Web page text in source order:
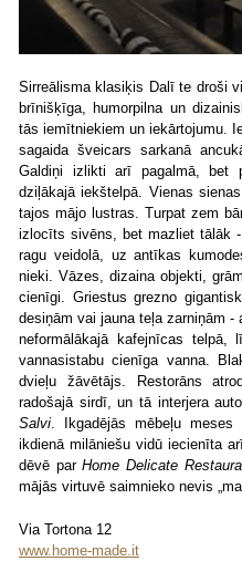
Sirreālisma klasiķis Dalī te droši
brīnišķīga, humorpilna un
tās iemītniekiem un iekārtojumu.
sagaida šveicars sarkanā
Galdiņi izlikti arī pagalmā, bet
dziļākajā iekštelpā. Vienas
tajos mājo lustras. Turpat zem
izlocīts sivēns, bet mazliet tālāk
ragu veidolā, uz antīkas
nieki. Vāzes, dizaina objekti,
cienīgi. Griestus grezno
desiņām vai jauna teļa zarniņām
neformālākajā kafejnīcas telpā,
vannasistabu cienīga vanna.
dvieļu žāvētājs. Restorāns
radošajā sirdī, un tā interjera
Salvi. Ikgadējās mēbeļu
ikdienā milāniešu vidū iecienīta
dēvē parHome Delicate
mājās virtuvē saimnieko nevis
Via Tortona 12
www.home-made.it